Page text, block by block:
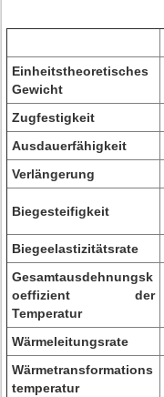
Einheitstheoretisches
Gewicht
Zugfestigkeit
Ausdauerfähigkeit
Verlängerung
Biegesteifigkeit
Biegeelastizitätsrate
Gesamtausdehnungsk
oeffizient der
Temperatur
Wärmeleitungsrate
Wärmetransformations
temperatur